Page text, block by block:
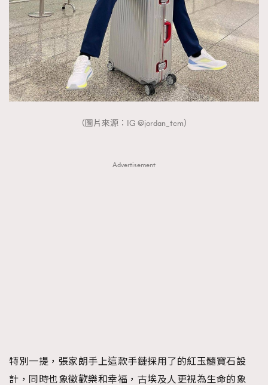
（圖片來源：IG @jordan_tcm）
Advertisement
特別一提，張家朗手上這款手鏈採用了的紅玉髓寶石設
計，同時也象徵歡樂和幸福，古埃及人更視為生命的象